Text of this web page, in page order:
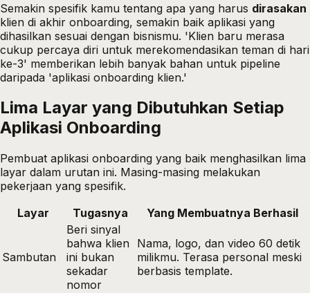
Semakin spesifik kamu tentang apa yang harus dirasakan
klien di akhir onboarding, semakin baik aplikasi yang
dihasilkan sesuai dengan bisnismu. 'Klien baru merasa
cukup percaya diri untuk merekomendasikan teman di hari
ke-3' memberikan lebih banyak bahan untuk pipeline
daripada 'aplikasi onboarding klien.'
Lima Layar yang Dibutuhkan Setiap
Aplikasi Onboarding
Pembuat aplikasi onboarding yang baik menghasilkan lima
layar dalam urutan ini. Masing-masing melakukan
pekerjaan yang spesifik.
Layar
Tugasnya Yang Membuatnya Berhasil
Sambutan
Beri sinyal
bahwa klien
ini bukan
sekadar
nomor
Nama, logo, dan video 60 detik
milikmu. Terasa personal meski
berbasis template.